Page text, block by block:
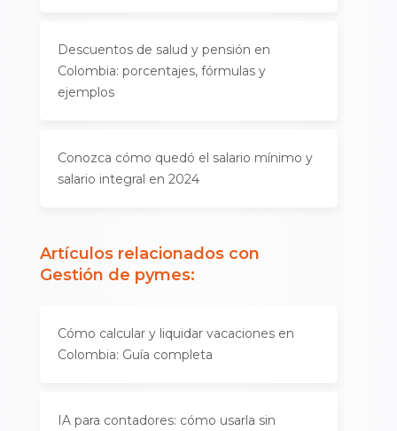
Descuentos de salud y pensión en
Colombia: porcentajes, fórmulas y
ejemplos
Conozca cómo quedó el salario mínimo y
salario integral en 2024
Artículos relacionados con
Gestión de pymes:
Cómo calcular y liquidar vacaciones en
Colombia: Guía completa
IA para contadores: cómo usarla sin